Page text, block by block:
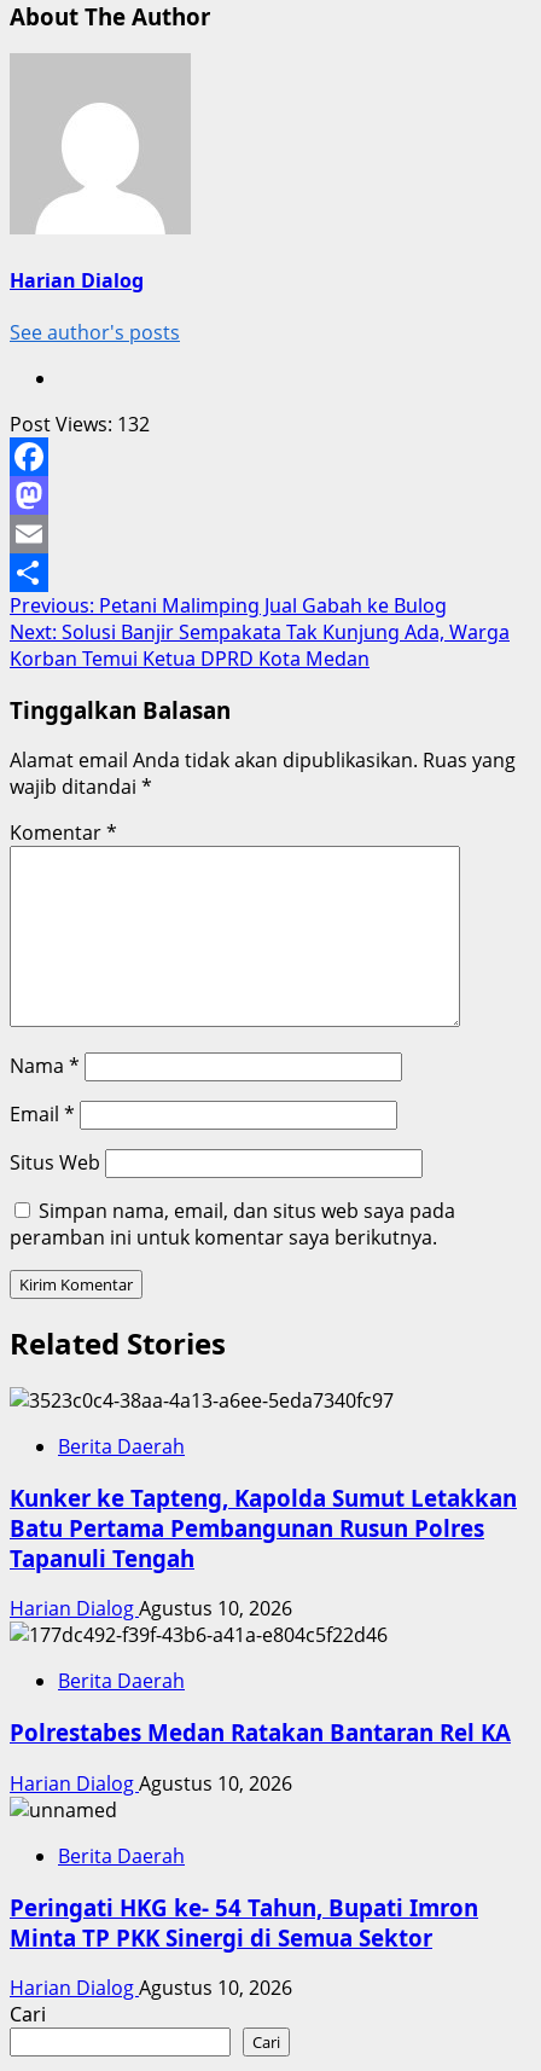
About The Author
Harian Dialog
See author's posts
Post Views: 132
Facebook
Mastodon
Email
Share
Post
navigation
Previous: Petani Malimping Jual Gabah ke Bulog
Next: Solusi Banjir Sempakata Tak Kunjung Ada, Warga
Korban Temui Ketua DPRD Kota Medan
Tinggalkan Balasan
Alamat email Anda tidak akan dipublikasikan. Ruas yang
wajib ditandai *
Komentar*
Nama *
Email *
Situs Web
Simpan nama, email, dan situs web saya pada
peramban ini untuk komentar saya berikutnya.
Related Stories
Berita Daerah
Kunker ke Tapteng, Kapolda Sumut Letakkan
Batu Pertama Pembangunan Rusun Polres
Tapanuli Tengah
Harian DialogAgustus 10, 2026
Berita Daerah
Polrestabes Medan Ratakan Bantaran Rel KA
Harian DialogAgustus 10, 2026
Berita Daerah
Peringati HKG ke- 54 Tahun, Bupati Imron
Minta TP PKK Sinergi di Semua Sektor
Harian DialogAgustus 10, 2026
Cari
Cari